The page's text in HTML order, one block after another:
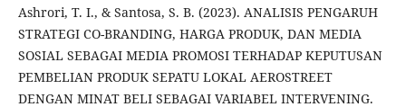
Ashrori, T. I., & Santosa, S. B. (2023). ANALISIS PENGARUH
STRATEGI CO-BRANDING, HARGA PRODUK, DAN MEDIA
SOSIAL SEBAGAI MEDIA PROMOSI TERHADAP KEPUTUSAN
PEMBELIAN PRODUK SEPATU LOKAL AEROSTREET
DENGAN MINAT BELI SEBAGAI VARIABEL INTERVENING.